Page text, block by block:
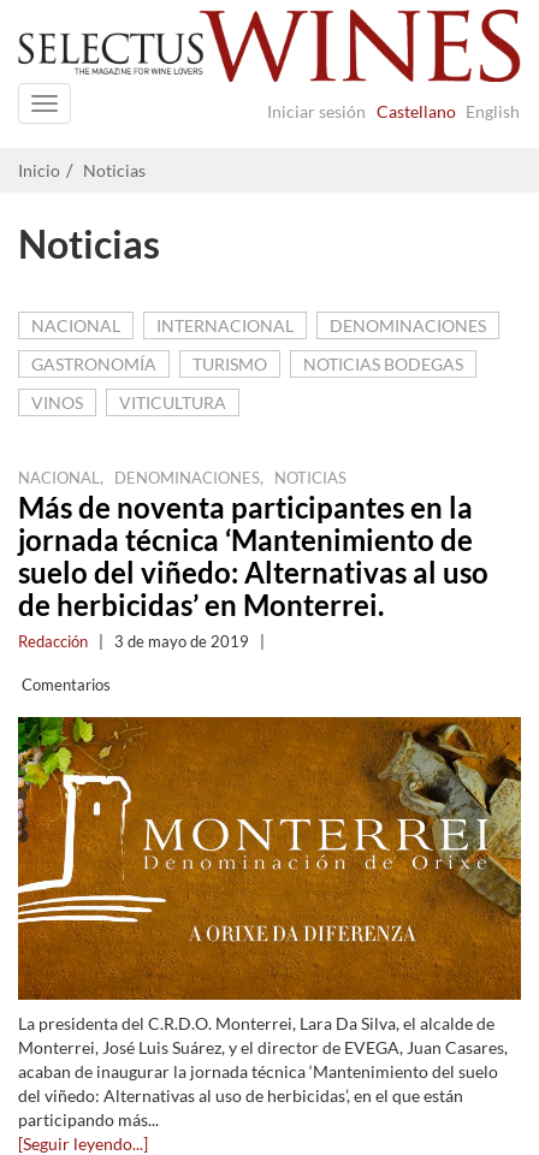
Iniciar sesión Castellano English
Navigation
Inicio Noticias
Noticias
NACIONAL INTERNACIONAL
DENOMINACIONES
GASTRONOMÍA
TURISMO
NOTICIAS BODEGAS
VINOS
VITICULTURA
NACIONAL , DENOMINACIONES, NOTICIAS
Más de noventa participantes en la
jornada técnica ‘Mantenimiento de
suelo del viñedo: Alternativas al uso
de herbicidas’ en Monterrei.
Redacción 3 de mayo de 2019
Comentarios
La presidenta del C.R.D.O. Monterrei, Lara Da Silva, el alcalde de
Monterrei, José Luis Suárez, y el director de EVEGA, Juan Casares,
acaban de inaugurar la jornada técnica ‘Mantenimiento del suelo
del viñedo: Alternativas al uso de herbicidas’, en el que están
participando más...
[Seguir leyendo...]